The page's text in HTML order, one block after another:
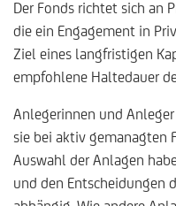
Der Fonds richtet sich an
die ein Engagement in
Ziel eines langfristigen
empfohlene Haltedauer
Anlegerinnen und
sie bei aktiv gemanagten
Auswahl der Anlagen
und den Entscheidungen